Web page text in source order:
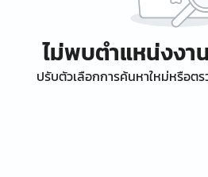
ไม่พบตำแหน่งง
ปรับตัวเลือกการค้นหาใหม่หรือต